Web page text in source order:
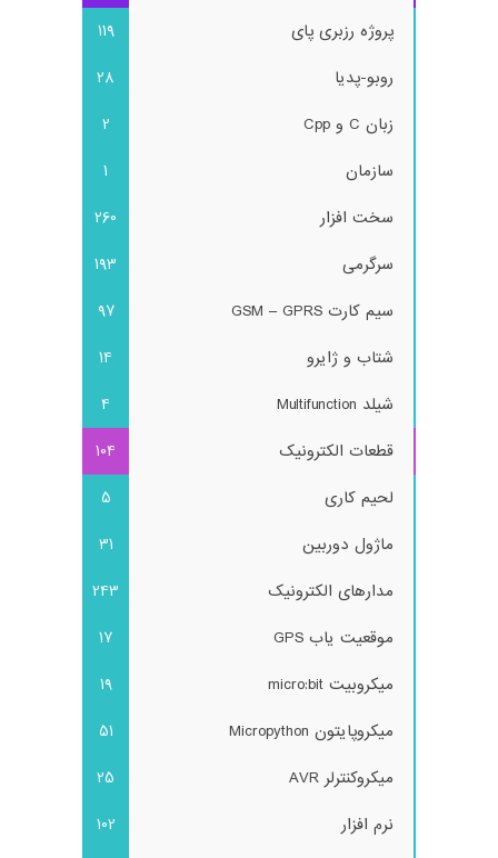
پروژه رزبری پای
119
روبو-پدیا
28
زبان C و Cpp
2
سازمان
1
سخت افزار
260
سرگرمی
193
سیم کارت GSM – GPRS
97
شتاب و ژایرو
14
شیلد Multifunction
4
قطعات الکترونیک
104
لحیم کاری
5
ماژول دوربین
31
مدارهای الکترونیک
243
موقعیت یاب GPS
17
میکروبیت micro:bit
19
میکروپایتون Micropython
51
میکروکنترلر AVR
25
نرم افزار
102